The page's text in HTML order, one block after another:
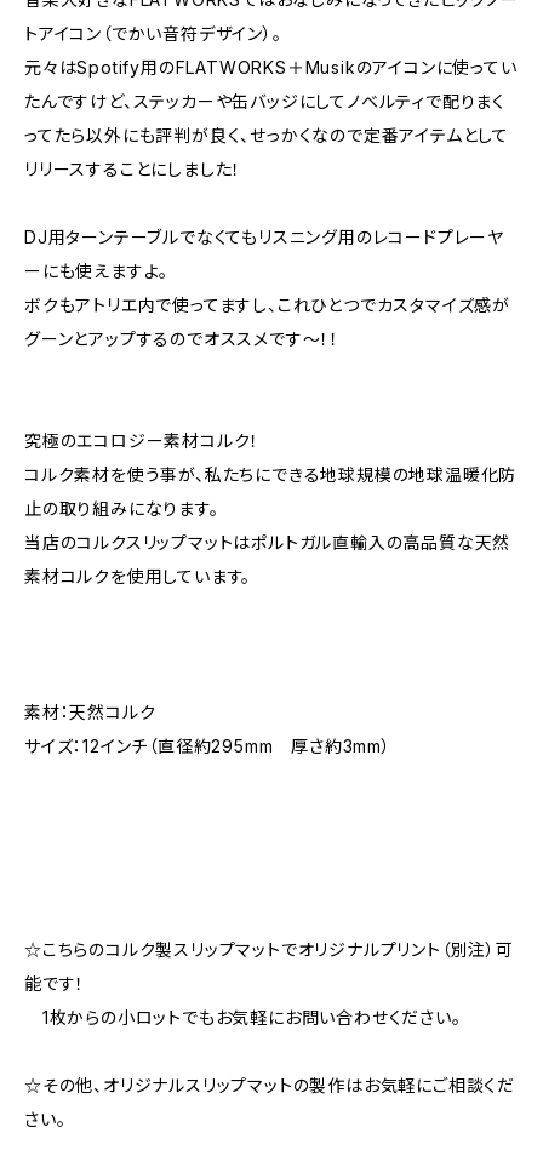
トアイコン（でかい音符デザイン）。
元々はSpotify用のFLATWORKS＋Musikのアイコンに使ってい
たんですけど、ステッカーや缶バッジにしてノベルティで配りまく
ってたら以外にも評判が良く、せっかくなので定番アイテムとして
リリースすることにしました！
DJ用ターンテーブルでなくてもリスニング用のレコードプレーヤ
ーにも使えますよ。
ボクもアトリエ内で使ってますし、これひとつでカスタマイズ感が
グーンとアップするのでオススメです～！！
究極のエコロジー素材コルク！
コルク素材を使う事が、私たちにできる地球規模の地球温暖化防
止の取り組みになります。
当店のコルクスリップマットはポルトガル直輸入の高品質な天然
素材コルクを使用しています。
素材：天然コルク
サイズ：12インチ（直径約295mm 厚さ約3mm）
☆こちらのコルク製スリップマットでオリジナルプリント（別注）可
能です！
1枚からの小ロットでもお気軽にお問い合わせください。
☆その他、オリジナルスリップマットの製作はお気軽にご相談くだ
さい。